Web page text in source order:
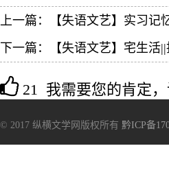
上一篇：
【失语文艺】实习
下一篇：
【失语文艺】宅生
21 我需要您的肯定，
© 2017 纵横文学网版权所有 黔ICP备